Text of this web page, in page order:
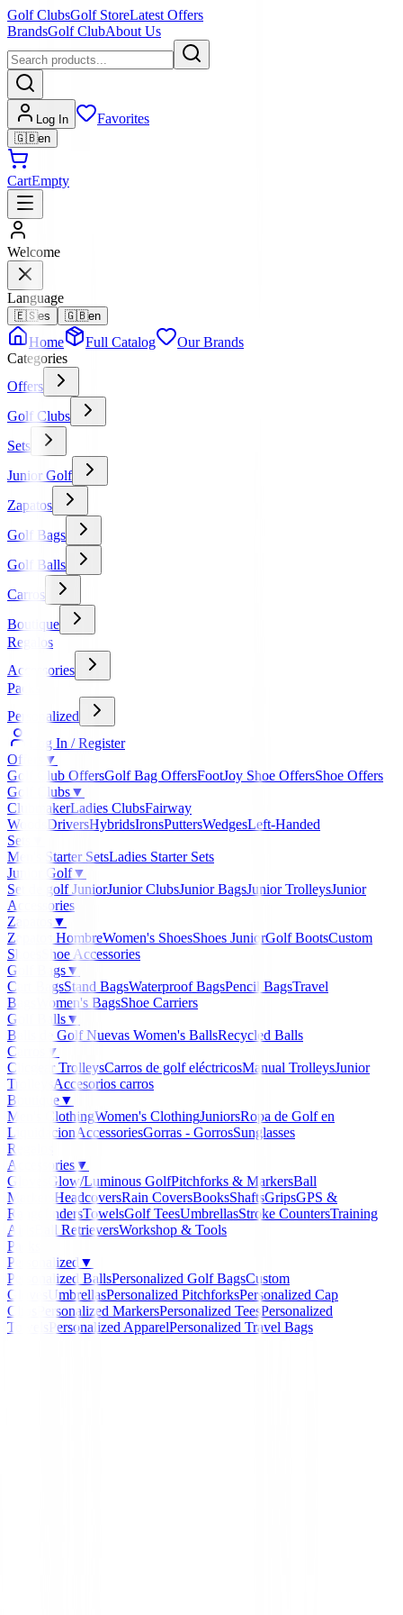
Golf ClubsGolf StoreLatest Offers
BrandsGolf ClubAbout Us
Log In Favorites
🇬🇧en
CartEmpty
Welcome
Language
🇪🇸es 🇬🇧en
Home Full Catalog
Our Brands
Categories
Offers
Golf Clubs
Sets
Junior Golf
Zapatos
Golf Bags
Golf Balls
Carros
Boutique
Regalos
Accessories
Packs
Personalized
Log In / Register
Offers
▼
Golf Club OffersGolf Bag OffersFootJoy Shoe OffersShoe Offers
Golf Clubs▼
ClubmakerLadies ClubsFairway
Woods
DriversHybridsIronsPuttersWedgesLeft-Handed
Sets
Men's Starter SetsLadies Starter Sets
Junior Golf▼
Set de golf JuniorJunior ClubsJunior BagsJunior TrolleysJunior
Accessories
Zapatos
▼
Zapatos HombreWomen's ShoesShoes JuniorGolf BootsCustom
Shoes
Shoe Accessories
Golf Bags▼
Cart BagsStand BagsWaterproof BagsPencil BagsTravel
Bags
Women's BagsShoe Carriers
Golf Balls▼
Balls de Golf Nuevas Women's BallsRecycled Balls
Carros
▼
Clicgear TrolleysCarros de golf eléctricosManual TrolleysJunior
Trolleys Accesorios carros
Boutique▼
Men's ClothingWomen's ClothingJuniorsRopa de Golf en
LiquidacionAccessoriesGorras - GorrosSunglasses
Regalos
Accessories ▼
Gloves
Glow/Luminous GolfPitchforks & MarkersBall
Markers
HeadcoversRain CoversBooksShaftsGripsGPS &
RangefindersTowelsGolf TeesUmbrellasStroke CountersTraining
Aids
Ball RetrieversWorkshop & Tools
Packs
Personalized ▼
Personalized BallsPersonalized Golf BagsCustom
Gloves
UmbrellasPersonalized PitchforksPersonalized Cap
Clips
Personalized MarkersPersonalized TeesPersonalized
Towels
Personalized ApparelPersonalized Travel Bags